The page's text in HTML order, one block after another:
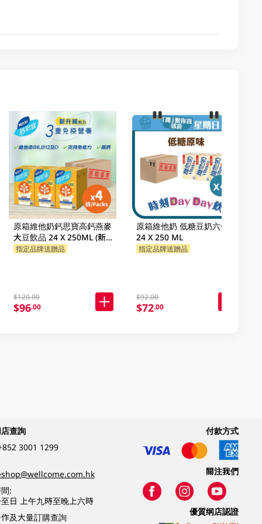
原箱維他奶鈣思寶高鈣燕麥
大豆飲品 24 X 250ML (新舊
包裝隨機發貨)
指定品牌送贈品
$120.00
$96.00
原箱維他奶 低糖豆奶六包裝
24 X 250 ML
指定品牌送贈品
$92.00
$72.00
查詢
3001 1299
:
日 上午九時至晚上六時
及大量訂購查詢
付款方式
關注我們
優質纲店認證